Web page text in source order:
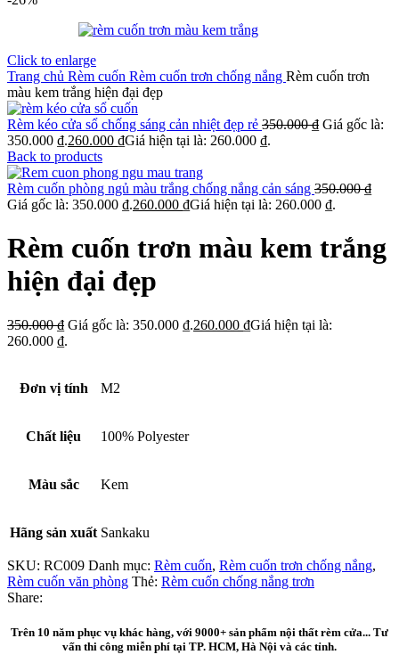
Click to enlarge
Trang chủ Rèm cuốn Rèm cuốn trơn chống nắng Rèm cuốn trơn
màu kem trắng hiện đại đẹp
Rèm kéo cửa sổ chống sáng cản nhiệt đẹp rẻ 350.000₫ Giá gốc là:
350.000 ₫.260.000 ₫Giá hiện tại là: 260.000 ₫.
Back to products
Rèm cuốn phòng ngủ màu trắng chống nắng cản sáng 350.000₫
Giá gốc là: 350.000 ₫.260.000 ₫Giá hiện tại là: 260.000 ₫.
Rèm cuốn trơn màu kem trắng
hiện đại đẹp
350.000₫ Giá gốc là: 350.000 ₫.260.000 ₫Giá hiện tại là:
260.000 ₫.
Đơn vị tính M2
Chất liệu 100% Polyester
Màu sắc Kem
Hãng sản xuất Sankaku
SKU: RC009 Danh mục: Rèm cuốn, Rèm cuốn trơn chống nắng,
Rèm cuốn văn phòng Thẻ: Rèm cuốn chống nắng trơn
Share:
Trên 10 năm phục vụ khác hàng, với 9000+ sản phẩm nội thất rèm cửa... Tư
vấn thi công miễn phí tại TP. HCM, Hà Nội và các tỉnh.